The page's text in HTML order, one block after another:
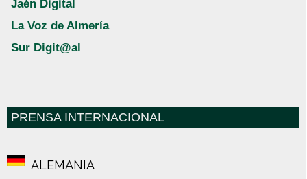
Jaén Digital
La Voz de Almería
Sur Digit@al
PRENSA INTERNACIONAL
ALEMANIA